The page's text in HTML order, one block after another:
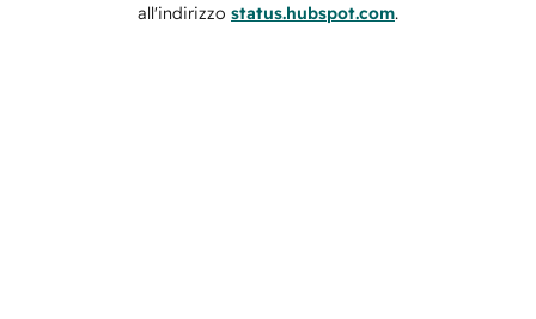
all'indirizzo status.hubspot.com.